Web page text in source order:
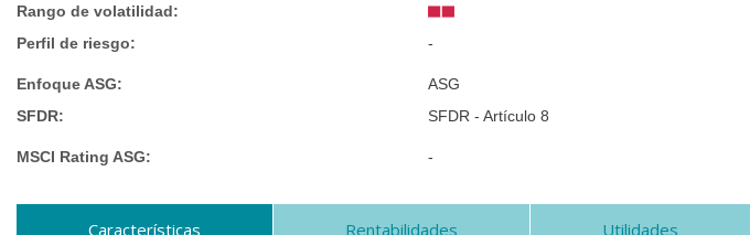
Rango de volatilidad:
Perfil de riesgo:
-
Enfoque ASG:
ASG
SFDR:
SFDR - Artículo 8
MSCI Rating ASG: -
Características Rentabilidades Utilidades